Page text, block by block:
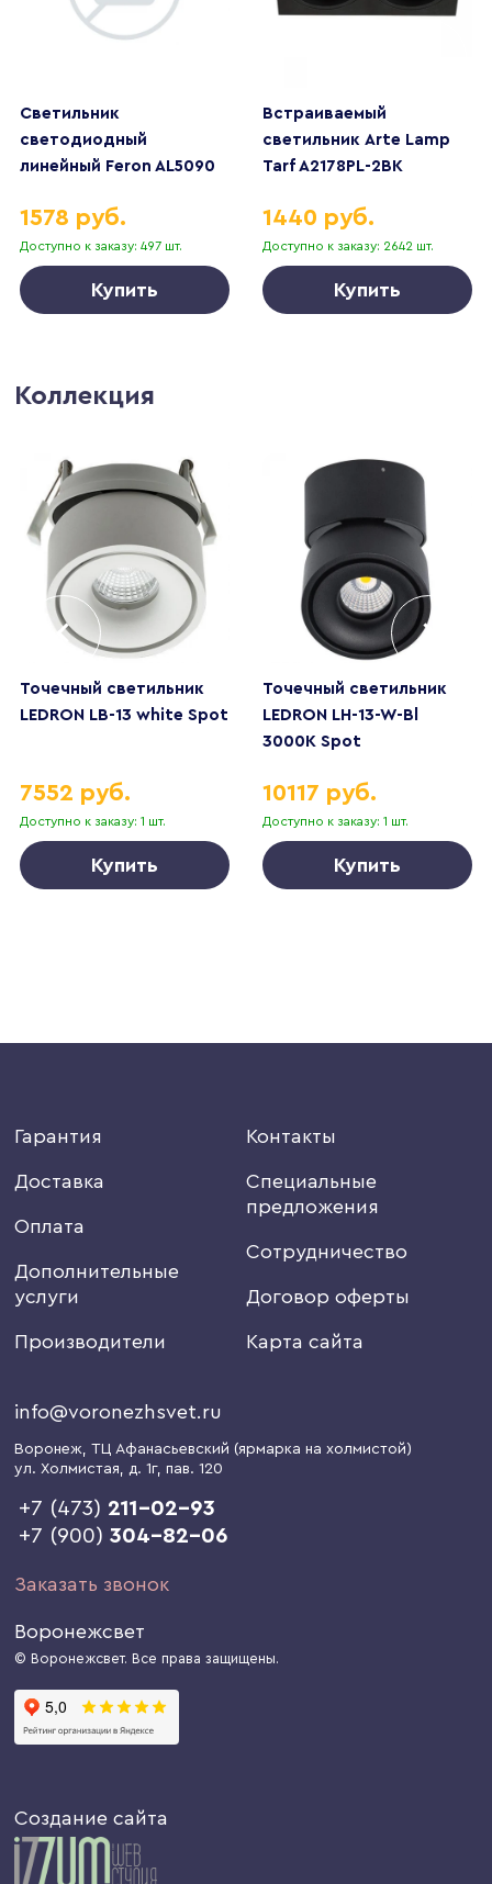
Светильник
светодиодный
линейный Feron AL5090
1235*63*35мм 51428
Доступно к заказу: 497 шт.
1578 руб.
Купить
Встраиваемый
светильник Arte Lamp
Tarf A2178PL-2BK
Доступно к заказу: 2642 шт.
1440 руб.
Купить
Коллекция
Точечный светильник
LEDRON LB-13 white Spot
Доступно к заказу: 1 шт.
7552 руб.
Купить
Точечный светильник
LEDRON LH-13-W-Bl
3000K Spot
Доступно к заказу: 1 шт.
10117 руб.
Купить
Гарантия
Доставка
Оплата
Дополнительные
услуги
Производители
Контакты
Специальные
предложения
Сотрудничество
Договор оферты
Карта сайта
info@voronezhsvet.ru
Воронеж, ТЦ Афанасьевский (ярмарка на холмистой)
ул. Холмистая, д. 1г, пав. 120
+7 (473) 211-02-93
+7 (900)304-82-06
Заказать звонок
Воронежсвет
© Воронежсвет. Все права защищены.
Создание сайта